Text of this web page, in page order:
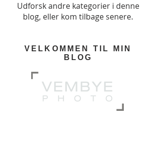
Udforsk andre kategorier i denne
blog, eller kom tilbage senere.
VELKOMMEN TIL MIN
BLOG